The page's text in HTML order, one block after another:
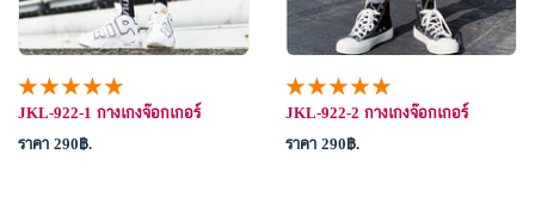
★★★★★
JKL-922-1 กางเกงจ๊อกเกอร์
ราคา 290 .
★★★★★
JKL-922-2 กางเกงจ๊อกเกอร์
ราคา 290 .